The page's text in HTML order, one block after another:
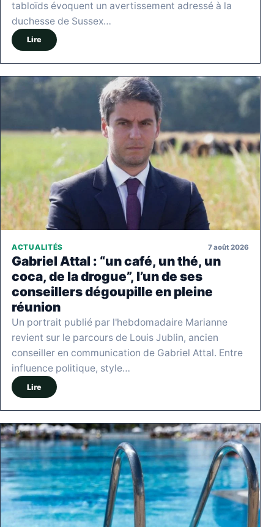
tabloïds évoquent un avertissement adressé à la
duchesse de Sussex…
Lire
ACTUALITÉS 7 août 2026
Gabriel Attal : “un café, un thé, un
coca, de la drogue”, l’un de ses
conseillers dégoupille en pleine
réunion
Un portrait publié par l'hebdomadaire Marianne
revient sur le parcours de Louis Jublin, ancien
conseiller en communication de Gabriel Attal. Entre
influence politique, style…
Lire